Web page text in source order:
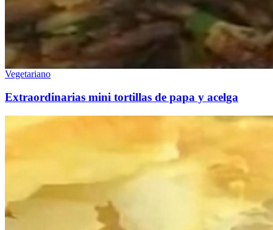
Vegetariano
Extraordinarias mini tortillas de papa y acelga